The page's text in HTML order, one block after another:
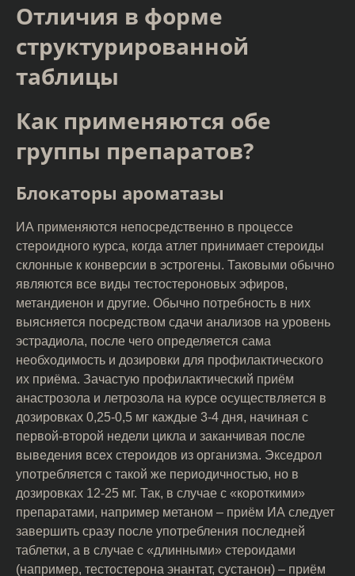
Отличия в форме
структурированной
таблицы
Как применяются обе
группы препаратов?
Блокаторы ароматазы
ИА применяются непосредственно в процессе
стероидного курса, когда атлет принимает стероиды
склонные к конверсии в эстрогены. Таковыми обычно
являются все виды тестостероновых эфиров,
метандиенон и другие. Обычно потребность в них
выясняется посредством сдачи анализов на уровень
эстрадиола, после чего определяется сама
необходимость и дозировки для профилактического
их приёма. Зачастую профилактический приём
анастрозола и летрозола на курсе осуществляется в
дозировках 0,25-0,5 мг каждые 3-4 дня, начиная с
первой-второй недели цикла и заканчивая после
выведения всех стероидов из организма. Экседрол
употребляется с такой же периодичностью, но в
дозировках 12-25 мг. Так, в случае с «короткими»
препаратами, например метаном – приём ИА следует
завершить сразу после употребления последней
таблетки, а в случае с «длинными» стероидами
(например, тестостерона энантат, сустанон) – приём